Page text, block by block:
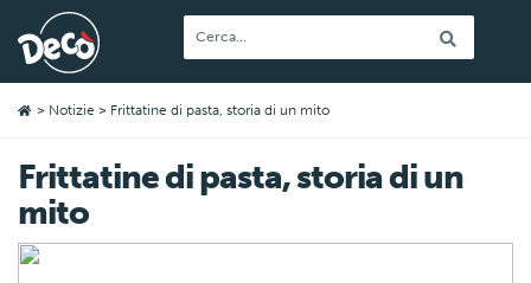
> Notizie > Frittatine di pasta, storia di un mito
Frittatine di pasta, storia di un
mito